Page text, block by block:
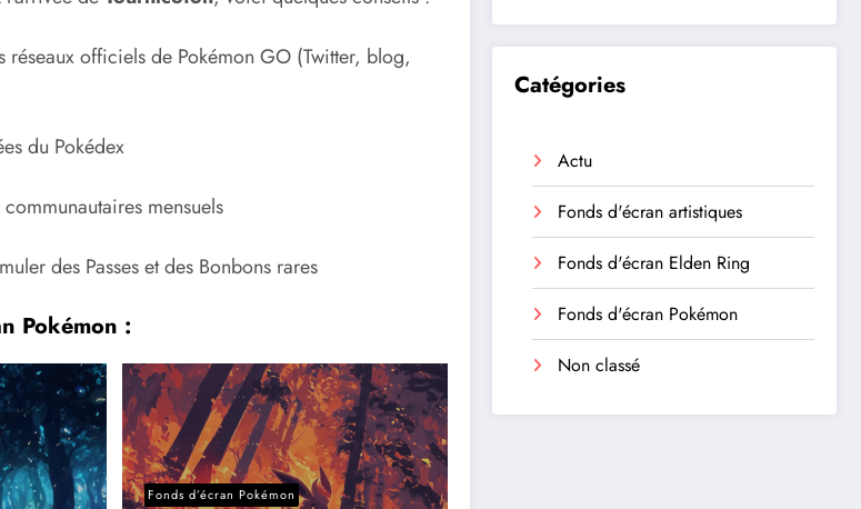
réseaux officiels de Pokémon GO (Twitter, blog,
du Pokédex
mensuels
des Passes et des Bonbons rares
Pokémon :
Fonds d’écran Pokémon
Catégories
Actu
Fonds d'écran artistiques
Fonds d'écran Elden Ring
Fonds d'écran Pokémon
Non classé